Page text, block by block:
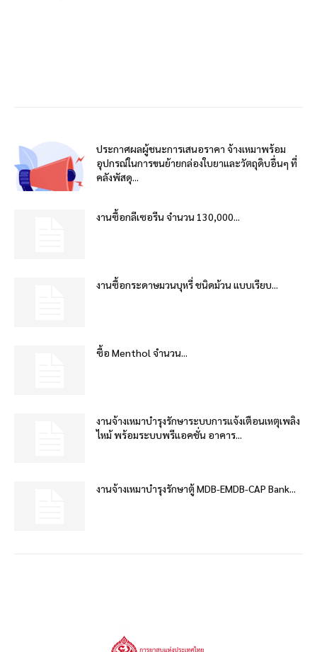
ประกาศผลผู้ชนะการเสนอราคา จ้างเหมาพร้อม
อุปกรณ์ในการขนย้ายกล่องใบยาและวัตถุดิบอื่นๆ ที่
คลังพัสดุ...
งานซื้อกลีเซอรีน จำนวน 130,000...
งานซื้อกระดาษมวนบุหรี่ ชนิดม้วน แบบเรียบ...
ซื้อ Menthol จำนวน...
งานจ้างเหมาบำรุงรักษาระบบการแจ้งเตือนเหตุเพลิง
ไหม้ พร้อมระบบพรีแอคชั่น อาคาร...
งานจ้างเหมาบำรุงรักษาตู้ MDB-EMDB-CAP Bank...